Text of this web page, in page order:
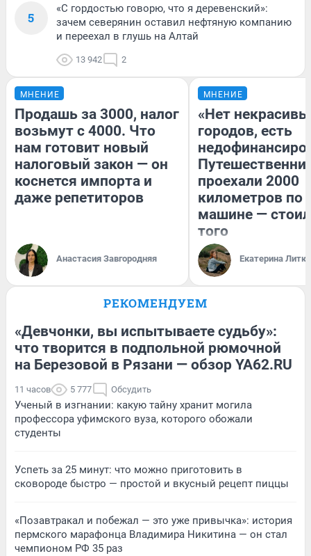
5
«С гордостью говорю, что я деревенский»:
зачем северянин оставил нефтяную компанию
и переехал в глушь на Алтай
13 942 2
МНЕНИЕ
Продашь за 3000, налог
возьмут с 4000. Что
нам готовит новый
налоговый закон — он
коснется импорта и
даже репетиторов
Анастасия Завгородняя
МНЕНИЕ
«Нет
городов, есть
проехали 2000
километров по
машине —
того
Екатерина
РЕКОМЕНДУЕМ
«Девчонки, вы испытываете судьбу»:
что творится в подпольной рюмочной
на Березовой в Рязани — обзор YA62.RU
11 часов 5 777 Обсудить
Ученый в изгнании: какую тайну хранит могила
профессора уфимского вуза, которого обожали
студенты
Успеть за 25 минут: что можно приготовить в
сковороде быстро — простой и вкусный рецепт пиццы
«Позавтракал и побежал — это уже привычка»: история
пермского марафонца Владимира Никитина — он стал
чемпионом РФ 35 раз